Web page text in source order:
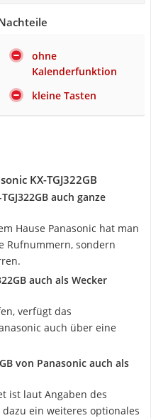
ohne
Kalenderfunktion
kleine Tasten
KX-TGJ322GB
auch ganze
Hause Panasonic hat man
Rufnummern, sondern
auch als Wecker
verfügt das
auch über eine
von Panasonic auch als
ist laut Angaben des
ein weiteres optionales